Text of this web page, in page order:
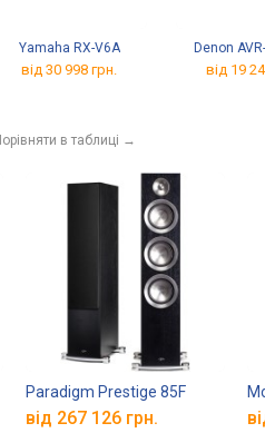
Yamaha RX-V6A
від 30 998 грн.
Denon
від 19
в таблиці →
Paradigm Prestige 85F
від 267 126 грн.